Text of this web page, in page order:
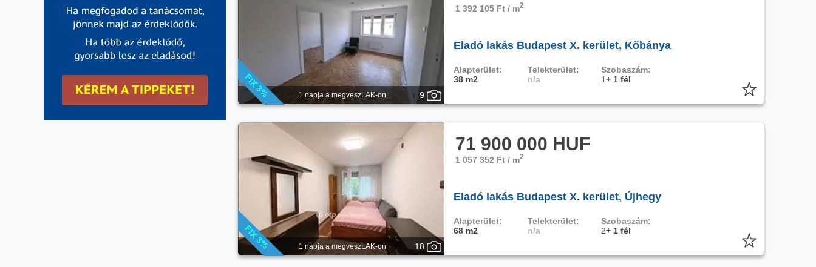
1 napja a megveszLAK-on 9
1 392 105 Ft / m2
Eladó lakás Budapest X. kerület, Kőbánya
Alapterület:
38 m2
Telekterület:
n/a
Szobaszám:
1+ 1 fél
1 napja a megveszLAK-on 18
71 900 000 HUF
1 057 352 Ft / m2
Eladó lakás Budapest X. kerület, Újhegy
Alapterület:
68 m2
Telekterület:
n/a
Szobaszám:
2+ 1 fél